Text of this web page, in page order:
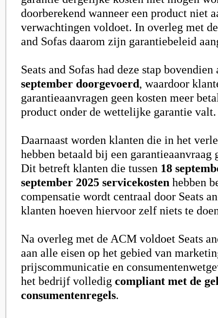
doorberekend wanneer een product niet
verwachtingen voldoet. In overleg met
and Sofas daarom zijn garantiebeleid
Seats and Sofas had deze stap
september doorgevoerd, waardoor
garantieaanvragen geen kosten meer
product onder de wettelijke garantie valt.
Daarnaast worden klanten die in het
hebben betaald bij een garantieaanvraag
Dit betreft klanten die tussen 18
september 2025 servicekosten hebben
compensatie wordt centraal door Seats
klanten hoeven hiervoor zelf niets te
Na overleg met de ACM voldoet Seats
aan alle eisen op het gebied van
prijscommunicatie en
het bedrijf volledig compliant met de
consumentenregels.